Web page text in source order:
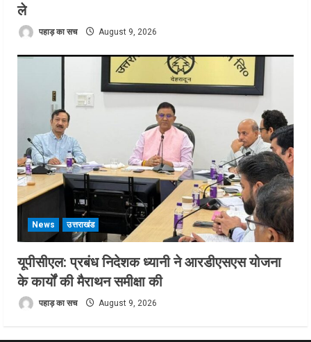
ले
पहाड़ का सच August 9, 2026
News उत्तराखंड
यूपीसीएल: प्रबंध निदेशक ध्यानी ने आरडीएसएस योजना
के कार्यों की मैराथन समीक्षा की
पहाड़ का सच August 9, 2026